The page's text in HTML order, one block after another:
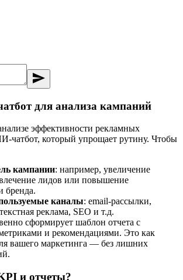
send
для анализа кампаний
эффективности рекламных
чатбот, который упрощает рутину. Чтобы
кампании: например, увеличение
лидов или повышение
бренда.
каналы: email-рассылки,
реклама, SEO и т.д.
сформирует шаблон отчета с
и рекомендациями. Это как
вашего маркетинга — без лишних
и отчеты?